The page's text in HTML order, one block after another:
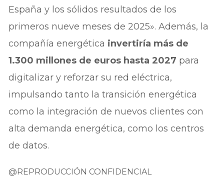
España y los sólidos resultados de los
primeros nueve meses de 2025». Además, la
compañía energética invertiría más de
1.300 millones de euros hasta 2027 para
digitalizar y reforzar su red eléctrica,
impulsando tanto la transición energética
como la integración de nuevos clientes con
alta demanda energética, como los centros
de datos.
@REPRODUCCIÓN CONFIDENCIAL